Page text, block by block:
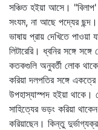
সঞ্চিত হইয়া আসে।
সংযম, না আছে পদ্যের
ভাষায় প্রায় দেখিতে
লিটারেরি। ধ্বনির সঙ্গে
কতকগুলি অনুবর্তী লোক
করিয়া দলপতির সঙ্গে
উপহাস্যাস্পদ হইয়া থাকে।
সাহিত্যের ভড়ং করিয়া থাকেন
করিয়াছেন। কিন্তু